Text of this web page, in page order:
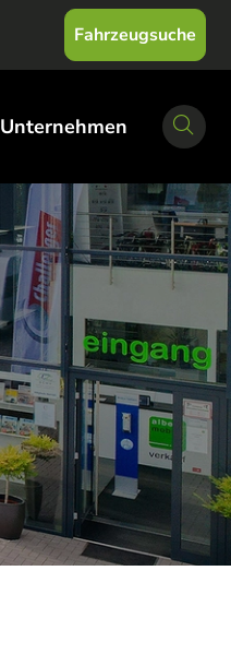
Fahrzeugsuche
Unternehmen
Suche